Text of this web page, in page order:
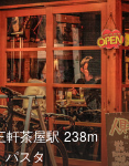
軒茶屋駅 238m
パスタ